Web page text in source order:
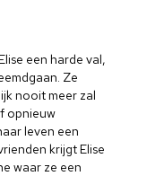
een harde val,
Ze
nooit meer zal
opnieuw
leven een
krijgt Elise
waar ze een